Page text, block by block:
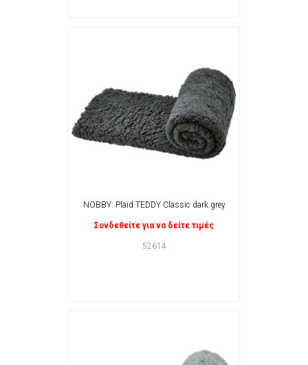
NOBBY: Plaid TEDDY Classic dark grey
Συνδεθείτε για να δείτε τιμές
52614